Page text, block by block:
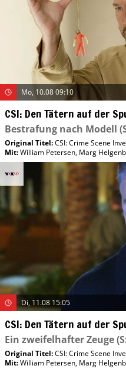
Mo, 10.08 09:10
CSI: Den Tätern auf der
Bestrafung nach Modell
Original Titel:CSI: Crime Scene
Mit:William Petersen, Marg
Di, 11.08 15:05
CSI: Den Tätern auf der
Ein zweifelhafter Zeuge
Original Titel:CSI: Crime Scene
Mit:William Petersen, Marg